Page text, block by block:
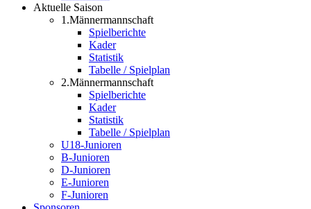
Aktuelle Saison
1.Männermannschaft
Spielberichte
Kader
Statistik
Tabelle / Spielplan
2.Männermannschaft
Spielberichte
Kader
Statistik
Tabelle / Spielplan
U18-Junioren
B-Junioren
D-Junioren
E-Junioren
F-Junioren